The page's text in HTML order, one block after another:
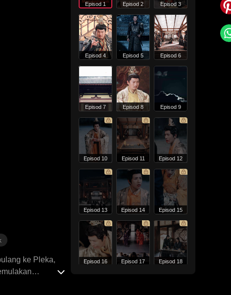
ke Pleka,
Episod 1 Episod 2 Episod 3
Episod 4 Episod 5 Episod 6
Episod 7 Episod 8 Episod 9
Episod 10 Episod 11 Episod 12
Episod 13 Episod 14 Episod 15
Episod 16 Episod 17 Episod 18